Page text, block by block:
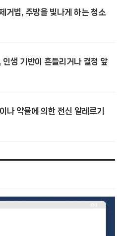
거법, 주방을 빛나게 하는 청소
인생 기반이 흔들리거나 결정 앞
나 약물에 의한 전신 알레르기